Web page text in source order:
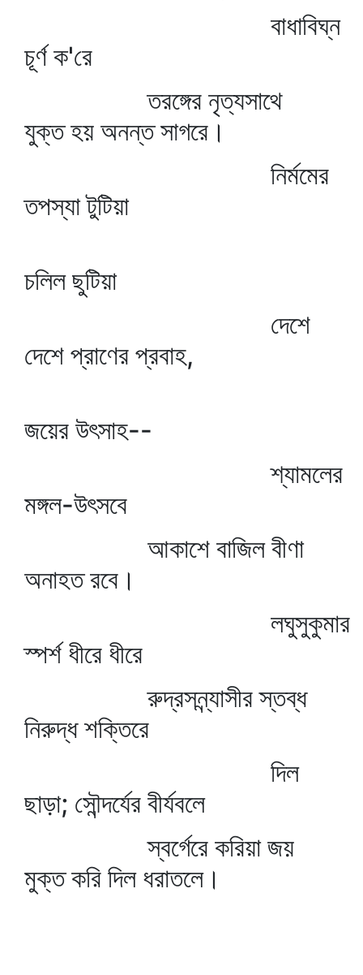
বাধাবিঘ্ন
চূর্ণ ক'রে
তরঙ্গের নৃত্যসাথে
যুক্ত হয় অনন্ত সাগরে।
নির্মমের
তপস্যা টুটিয়া
চলিল ছুটিয়া
দেশে
দেশে প্রাণের প্রবাহ,
জয়ের উৎসাহ--
শ্যামলের
মঙ্গল-উৎসবে
আকাশে বাজিল বীণা
অনাহত রবে।
লঘুসুকুমার
স্পর্শ ধীরে ধীরে
রুদ্রসন্ন্যাসীর স্তব্ধ
নিরুদ্ধ শক্তিরে
দিল
ছাড়া; সৌন্দর্যের বীর্যবলে
স্বর্গেরে করিয়া জয়
মুক্ত করি দিল ধরাতলে।